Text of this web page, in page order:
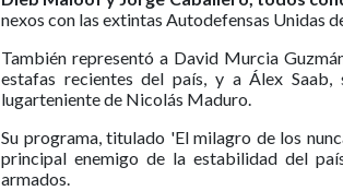
nexos con las extintas Autodefensas Unidas
También representó a David Murcia
estafas recientes del país, y a Álex
lugarteniente de Nicolás Maduro.
Su programa, titulado 'El milagro de los
principal enemigo de la estabilidad del
armados.